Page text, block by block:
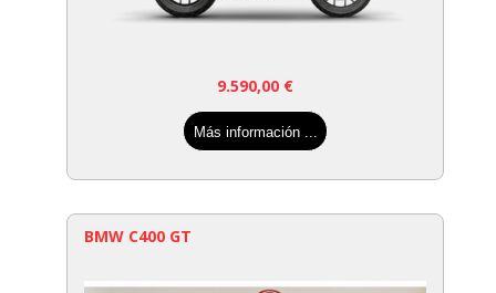
9.590,00 €
Más información ...
BMW C400 GT